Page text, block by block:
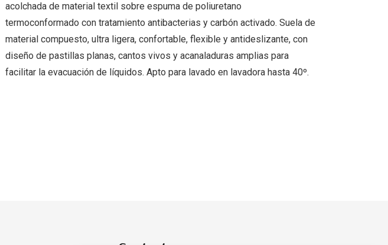
acolchada de material textil sobre espuma de poliuretano
termoconformado con tratamiento antibacterias y carbón activado. Suela de
material compuesto, ultra ligera, confortable, flexible y antideslizante, con
diseño de pastillas planas, cantos vivos y acanaladuras amplias para
facilitar la evacuación de líquidos. Apto para lavado en lavadora hasta 40º.